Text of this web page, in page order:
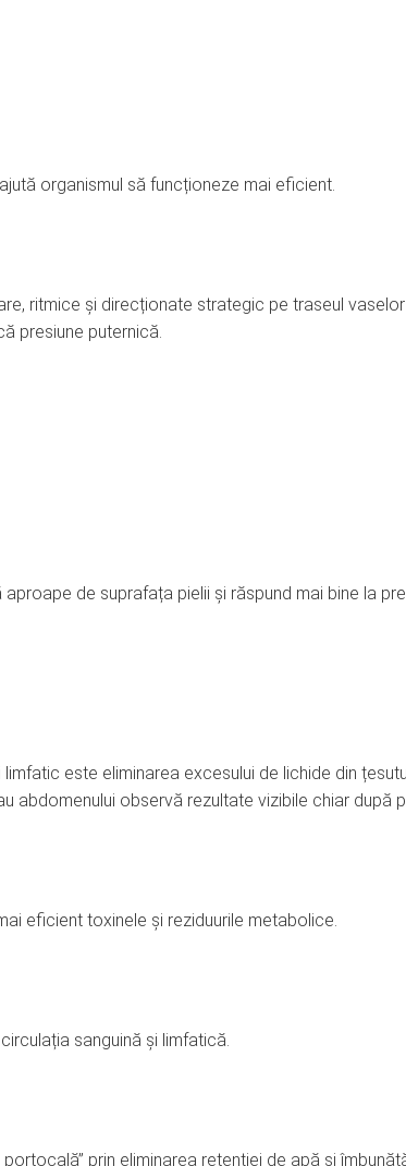
organismul să funcționeze mai eficient.
ritmice și direcționate strategic pe traseul
presiune puternică.
de suprafața pielii și răspund mai bine la
este eliminarea excesului de lichide din
abdomenului observă rezultate vizibile chiar după
eficient toxinele și reziduurile metabolice.
sanguină și limfatică.
prin eliminarea retenției de apă și